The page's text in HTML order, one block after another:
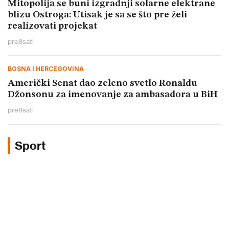
Mitopolija se buni izgradnji solarne elektrane
blizu Ostroga: Utisak je sa se što pre želi
realizovati projekat
pre8sati
BOSNA I HERCEGOVINA
Američki Senat dao zeleno svetlo Ronaldu
Džonsonu za imenovanje za ambasadora u BiH
pre8sati
Sport